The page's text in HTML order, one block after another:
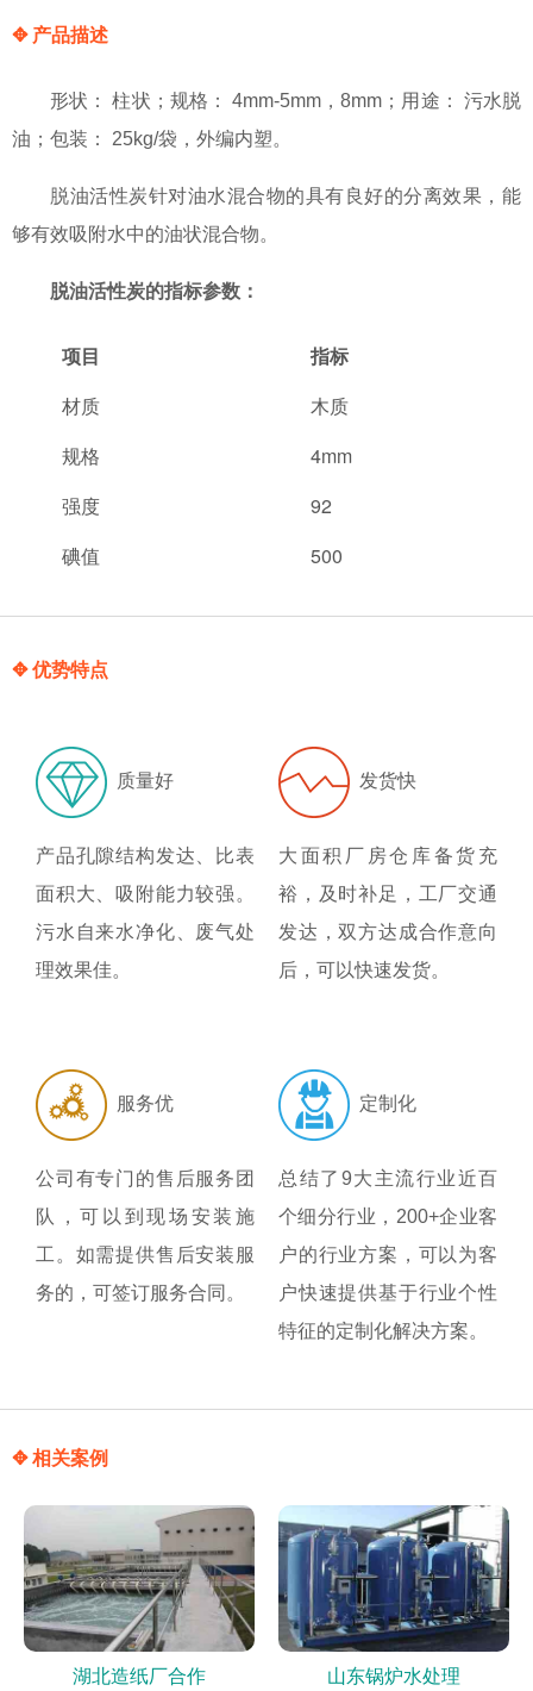
✥ 产品描述
形状： 柱状；规格： 4mm-5mm，8mm；用途： 污水脱
油；包装： 25kg/袋，外编内塑。
脱油活性炭针对油水混合物的具有良好的分离效果，能
够有效吸附水中的油状混合物。
脱油活性炭的指标参数：
项目
指标
材质
木质
规格
4mm
强度
92
碘值
500
✥ 优势特点
质量好
产品孔隙结构发达、比表
面积大、吸附能力较强。
污水自来水净化、废气处
理效果佳。
发货快
大面积厂房仓库备货充
裕，及时补足，工厂交通
发达，双方达成合作意向
后，可以快速发货。
服务优
公司有专门的售后服务团
队，可以到现场安装施
工。如需提供售后安装服
务的，可签订服务合同。
定制化
总结了9大主流行业近百
个细分行业，200+企业客
户的行业方案，可以为客
户快速提供基于行业个性
特征的定制化解决方案。
✥ 相关案例
湖北造纸厂合作 山东锅炉水处理